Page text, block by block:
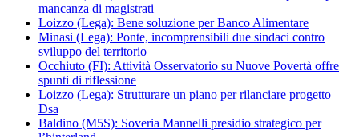
mancanza di magistrati
Loizzo (Lega): Bene soluzione per Banco Alimentare
Minasi (Lega): Ponte, incomprensibili due sindaci contro
sviluppo del territorio
Occhiuto (FI): Attività Osservatorio su Nuove Povertà offre
spunti di riflessione
Loizzo (Lega): Strutturare un piano per rilanciare progetto
Dsa
Baldino (M5S): Soveria Mannelli presidio strategico per